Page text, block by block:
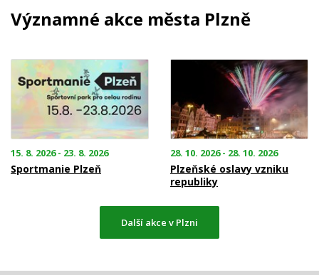
Významné akce města Plzně
15. 8. 2026 - 23. 8. 2026
Sportmanie Plzeň
28. 10. 2026 - 28. 10. 2026
Plzeňské oslavy vzniku
republiky
Další akce v Plzni